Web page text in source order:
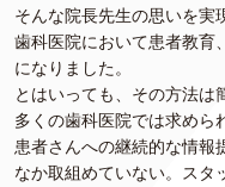
そんな院長先生の思いを実
歯科医院において患者教育
になりました。
とはいっても、その方法は
多くの歯科医院では求めら
患者さんへの継続的な情報
なか取組めていない。スタ